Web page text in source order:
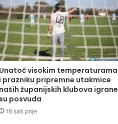
Unatoč visokim temperaturama
i prazniku pripremne utakmice
naših županijskih klubova igrane
su posvuda
18 sati prije